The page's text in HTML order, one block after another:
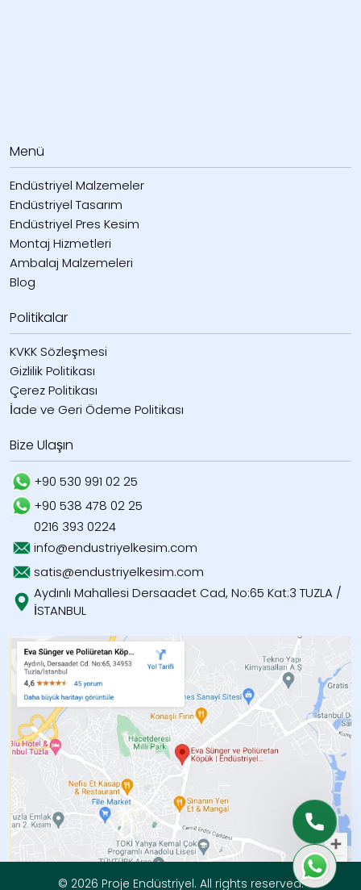
Menü
Endüstriyel Malzemeler
Endüstriyel Tasarım
Endüstriyel Pres Kesim
Montaj Hizmetleri
Ambalaj Malzemeleri
Blog
Politikalar
KVKK Sözleşmesi
Gizlilik Politikası
Çerez Politikası
İade ve Geri Ödeme Politikası
Bize Ulaşın
+90 530 991 02 25
+90 538 478 02 25
0216 393 0224
info@endustriyelkesim.com
satis@endustriyelkesim.com
Aydınlı Mahallesi Dersaadet Cad, No:65 Kat:3 TUZLA /
İSTANBUL
© 2026 Proje Endüstriyel. All rights reserved.